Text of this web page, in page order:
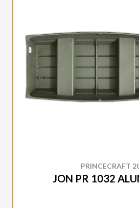
PRINCECRAFT
JON PR 1032